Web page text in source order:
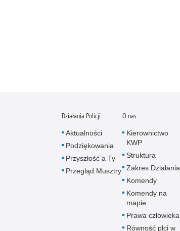
Działania Policji
Aktualności
Podziękowania
Przyszłość a Ty
Przegląd Musztry
O nas
Kierownictwo
KWP
Struktura
Zakres Działania
Komendy
Komendy na
mapie
Prawa człowieka
Równość płci w